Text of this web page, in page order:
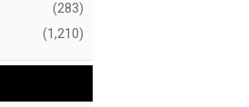
(283)
(1,210)